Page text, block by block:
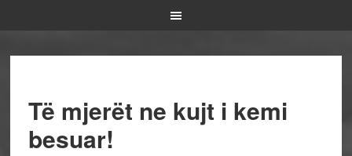
Të mjerët ne kujt i kemi
besuar!